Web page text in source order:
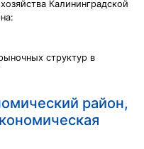
Калининградской
структур в
район,